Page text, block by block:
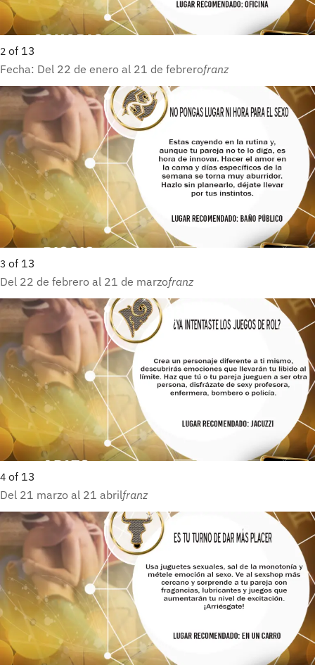
2 of 13
Fecha: Del 22 de enero al 21 de febrerofranz
3 of 13
Del 22 de febrero al 21 de marzofranz
4 of 13
Del 21 marzo al 21 abrilfranz